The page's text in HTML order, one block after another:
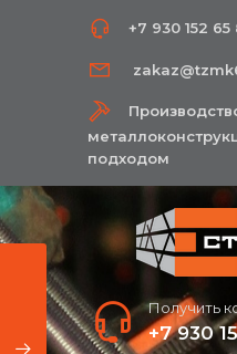
+7 930 152 65
подходом
Получить
+7 930